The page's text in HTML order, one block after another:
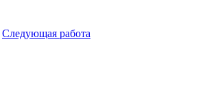
Следующая работа